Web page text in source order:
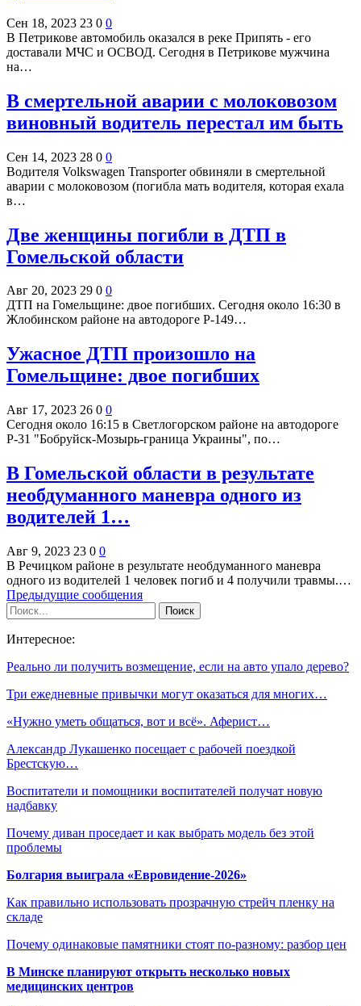
Сен 18, 2023 23 0 0
В Петрикове автомобиль оказался в реке Припять - его
доставали МЧС и ОСВОД. Сегодня в Петрикове мужчина
на…
В смертельной аварии с молоковозом
виновный водитель перестал им быть
Сен 14, 2023 28 0 0
Водителя Volkswagen Transporter обвиняли в смертельной
аварии с молоковозом (погибла мать водителя, которая ехала
в…
Две женщины погибли в ДТП в
Гомельской области
Авг 20, 2023 29 0 0
ДТП на Гомельщине: двое погибших. Сегодня около 16:30 в
Жлобинском районе на автодороге Р-149…
Ужасное ДТП произошло на
Гомельщине: двое погибших
Авг 17, 2023 26 0 0
Сегодня около 16:15 в Светлогорском районе на автодороге
Р-31 "Бобруйск-Мозырь-граница Украины", по…
В Гомельской области в результате
необдуманного маневра одного из
водителей 1…
Авг 9, 2023 23 0 0
В Речицком районе в результате необдуманного маневра
одного из водителей 1 человек погиб и 4 получили травмы.…
Предыдущие сообщения
Интересное:
Реально ли получить возмещение, если на авто упало дерево?
Три ежедневные привычки могут оказаться для многих…
«Нужно уметь общаться, вот и всё». Аферист…
Александр Лукашенко посещает с рабочей поездкой
Брестскую…
Воспитатели и помощники воспитателей получат новую
надбавку
Почему диван проседает и как выбрать модель без этой
проблемы
Болгария выиграла «Евровидение-2026»
Как правильно использовать прозрачную стрейч пленку на
складе
Почему одинаковые памятники стоят по-разному: разбор цен
В Минске планируют открыть несколько новых
медицинских центров